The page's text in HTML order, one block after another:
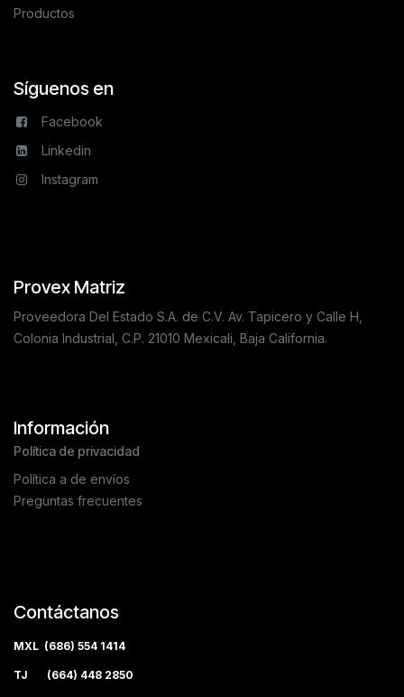
Productos
Síguenos en
Facebook
Linkedin
Instagram
Provex Matriz
Proveedora Del Estado S.A. de C.V. Av. Tapicero y Calle H,
Colonia Industrial, C.P. 21010 Mexicali, Baja California.
Información
Política de privacidad
Política a de envíos
Preguntas frecuentes
Contáctanos
MXL (686) 554 1414
TJ (664) 448 2850